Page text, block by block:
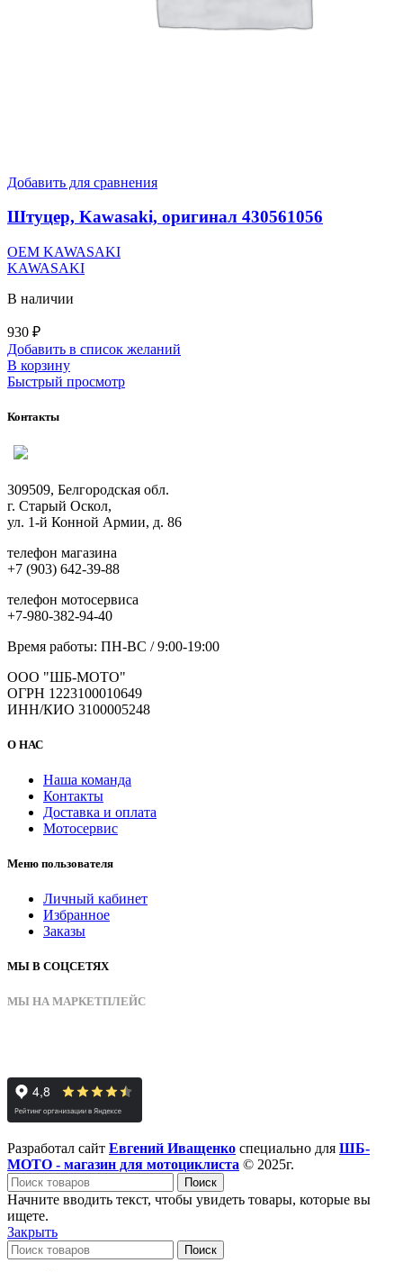
Добавить для сравнения
Штуцер, Kawasaki, оригинал 430561056
OEM KAWASAKI
KAWASAKI
В наличии
930 ₽
Добавить в список желаний
В корзину
Быстрый просмотр
Контакты
309509, Белгородская обл.
г. Старый Оскол,
ул. 1-й Конной Армии, д. 86
телефон магазина
+7 (903) 642-39-88
телефон мотосервиса
+7-980-382-94-40
Время работы: ПН-ВС / 9:00-19:00
ООО "ШБ-МОТО"
ОГРН 1223100010649
ИНН/КИО 3100005248
О НАС
Наша команда
Контакты
Доставка и оплата
Мотосервис
Меню пользователя
Личный кабинет
Избранное
Заказы
МЫ В СОЦСЕТЯХ
МЫ НА МАРКЕТПЛЕЙС
Разработал сайт Евгений Иващенко специально для ШБ-
МОТО - магазин для мотоциклиста © 2025г.
Поиск
Начните вводить текст, чтобы увидеть товары, которые вы
ищете.
Закрыть
Поиск